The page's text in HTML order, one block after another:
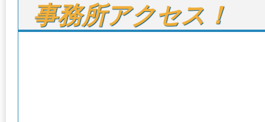
事務所アクセス！